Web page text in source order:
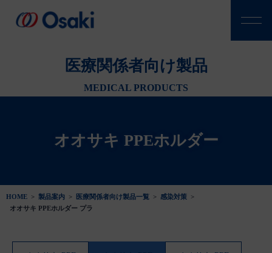
医療関係者向け製品
MEDICAL PRODUCTS
オオサキ PPEホルダー
HOME > 製品案内 > 医療関係者向け製品一覧 > 感染対策 >
オオサキ PPEホルダー プラ